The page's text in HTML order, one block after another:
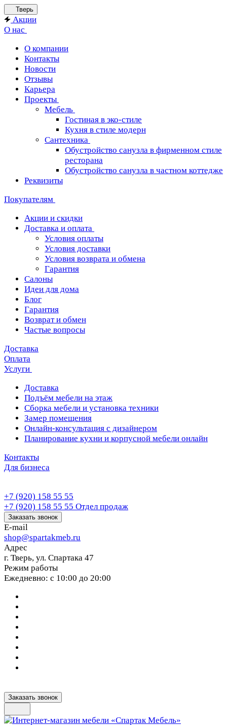
Тверь
Акции
О нас
О компании
Контакты
Новости
Отзывы
Карьера
Проекты
Мебель
Гостиная в эко-стиле
Кухня в стиле модерн
Сантехника
Обустройство санузла в фирменном стиле
ресторана
Обустройство санузла в частном коттедже
Реквизиты
Покупателям
Акции и скидки
Доставка и оплата
Условия оплаты
Условия доставки
Условия возврата и обмена
Гарантия
Салоны
Идеи для дома
Блог
Гарантия
Возврат и обмен
Частые вопросы
Доставка
Оплата
Услуги
Доставка
Подъём мебели на этаж
Сборка мебели и установка техники
Замер помещения
Онлайн-консультация с дизайнером
Планирование кухни и корпусной мебели онлайн
Контакты
Для бизнеса
+7 (920) 158 55 55
+7 (920) 158 55 55 Отдел продаж
Заказать звонок
E-mail
shop@spartakmeb.ru
Адрес
г. Тверь, ул. Спартака 47
Режим работы
Ежедневно: с 10:00 до 20:00
Заказать звонок